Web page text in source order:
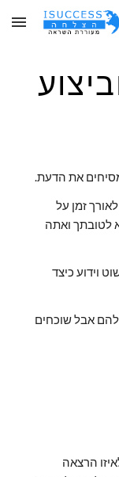
Skip to main content
את הדעת.